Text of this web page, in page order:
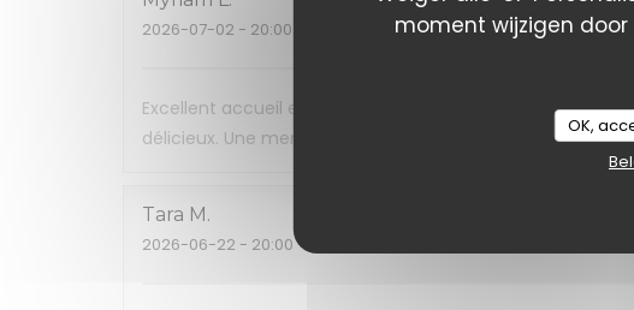
moment wijzigen
OK,
2026-07-02 - 20:00 - Gasten 8
Excellent accueil et restaurant très agréable. La carte
délicieux. Une mention spéciale pour le chou en dessert.
Tara M
2026-06-22 - 20:00 - Gasten 2